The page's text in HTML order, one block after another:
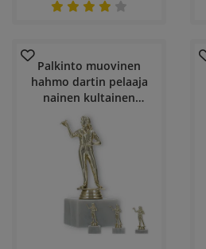
Palkinto muovinen
hahmo dartin pelaaja
nainen kultainen
valkoisella
marmoripohjalla